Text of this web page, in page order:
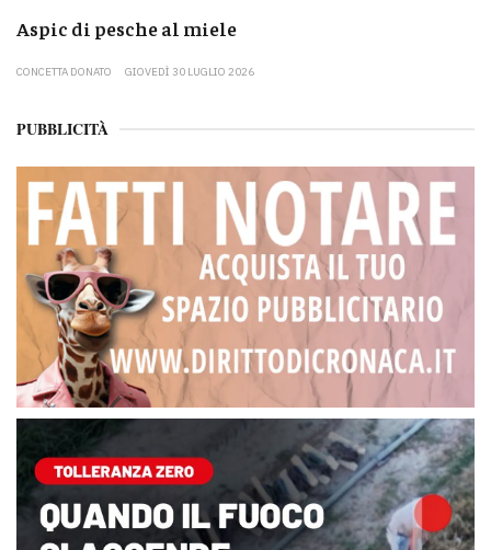
Aspic di pesche al miele
CONCETTA DONATO GIOVEDÌ 30 LUGLIO 2026
PUBBLICITÀ